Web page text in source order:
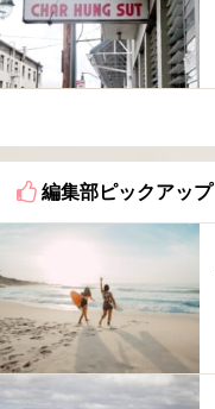
編集部ピックアップ